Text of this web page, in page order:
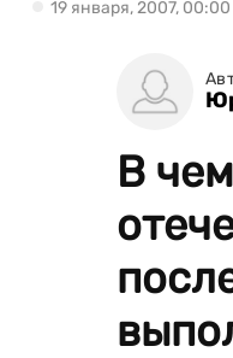
19 января, 2007, 00:00
В